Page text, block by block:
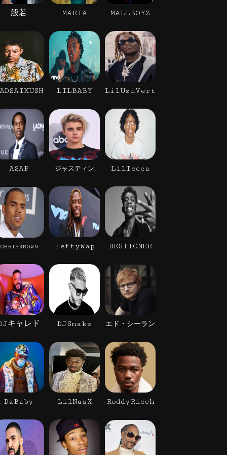
般若 MARIA MALLBOYZ
LILBABY LilUziVert
A$AP ジャスティン LilTecca
CHRISBROWN FettyWap DESIIGNER
キャレド DJSnake エド・シーラン
DaBaby LilNasX RoddyRicch